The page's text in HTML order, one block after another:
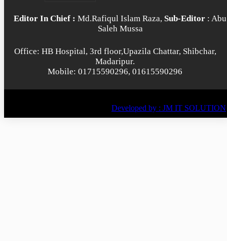
Editor In Chief : Md.Rafiqul Islam Raza, Sub-Editor : Abu
Saleh Mussa
Office: HB Hospital, 3rd floor,Upazila Chattar, Shibchar,
Madaripur.
Mobile: 01715590296, 01615590296
Developed by : JM IT SOLUTION